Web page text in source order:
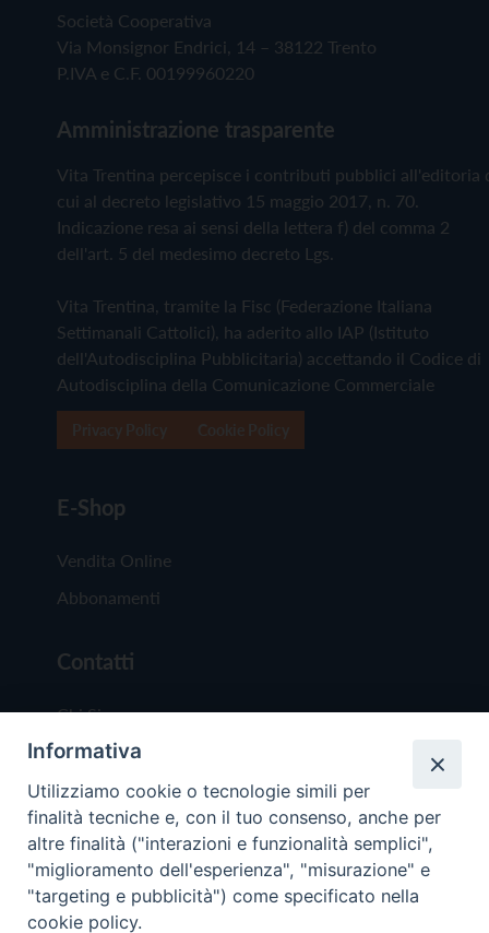
Società Cooperativa
Via Monsignor Endrici, 14 – 38122 Trento
P.IVA e C.F. 00199960220
Amministrazione trasparente
Vita Trentina percepisce i contributi pubblici all'editoria
cui al decreto legislativo 15 maggio 2017, n. 70.
Indicazione resa ai sensi della lettera f) del comma 2
dell'art. 5 del medesimo decreto Lgs.
Vita Trentina, tramite la Fisc (Federazione Italiana
Settimanali Cattolici), ha aderito allo IAP (Istituto
dell'Autodisciplina Pubblicitaria) accettando il Codice di
Autodisciplina della Comunicazione Commerciale
E-Shop
Vendita Online
Abbonamenti
Contatti
Chi Siamo
Redazione
Scrivici
Informativa
Utilizziamo cookie o tecnologie simili per
finalità tecniche e, con il tuo consenso, anche per
altre finalità ("interazioni e funzionalità semplici",
"miglioramento dell'esperienza", "misurazione" e
"targeting e pubblicità") come specificato nella
cookie policy.